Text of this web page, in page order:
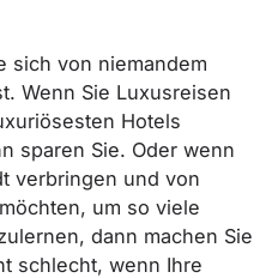
sich von niemandem
Wenn Sie Luxusreisen
Hotels
sparen Sie. Oder wenn
verbringen und von
um so viele
dann machen Sie
schlecht, wenn Ihre